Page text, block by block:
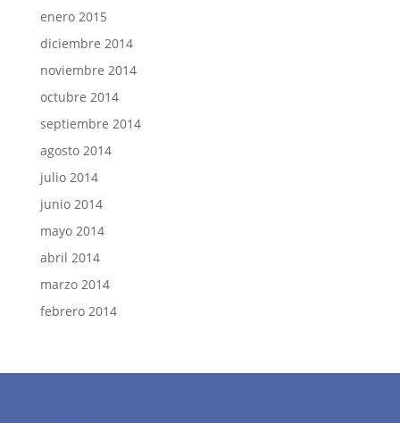
enero 2015
diciembre 2014
noviembre 2014
octubre 2014
septiembre 2014
agosto 2014
julio 2014
junio 2014
mayo 2014
abril 2014
marzo 2014
febrero 2014